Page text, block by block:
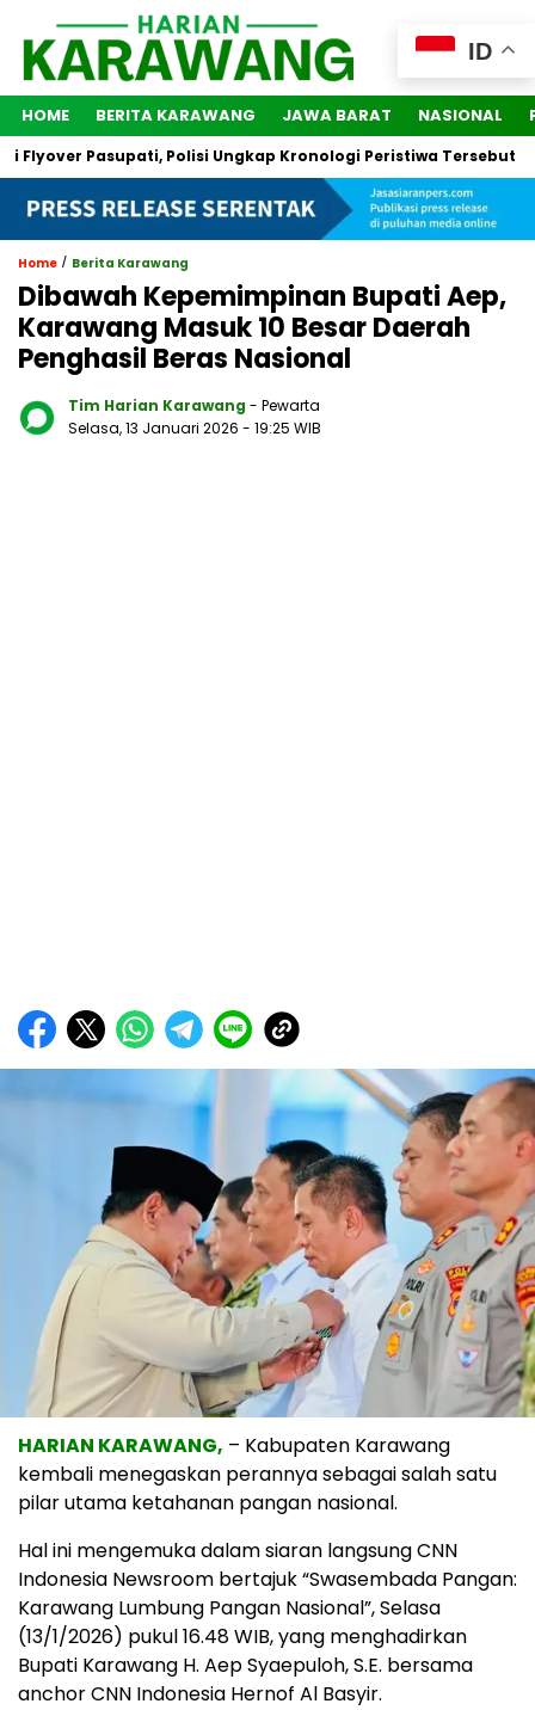
HOME BERITA KARAWANG JAWA BARAT NASIONAL
Pasupati, Polisi Ungkap Kronologi Peristiwa Tersebut
Home / Berita Karawang
Dibawah Kepemimpinan Bupati Aep,
Karawang Masuk 10 Besar Daerah
Penghasil Beras Nasional
Tim Harian Karawang - Pewarta
Selasa, 13 Januari 2026 - 19:25 WIB
HARIAN KARAWANG, – Kabupaten Karawang
kembali menegaskan perannya sebagai salah satu
pilar utama ketahanan pangan nasional.
Hal ini mengemuka dalam siaran langsung CNN
Indonesia Newsroom bertajuk “Swasembada Pangan:
Karawang Lumbung Pangan Nasional”, Selasa
(13/1/2026) pukul 16.48 WIB, yang menghadirkan
Bupati Karawang H. Aep Syaepuloh, S.E. bersama
anchor CNN Indonesia Hernof Al Basyir.
ID